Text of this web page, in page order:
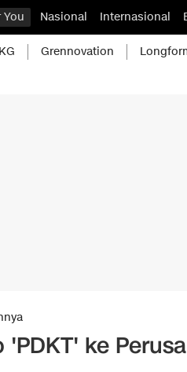
You Nasional Internasional
Grennovation
'PDKT' ke